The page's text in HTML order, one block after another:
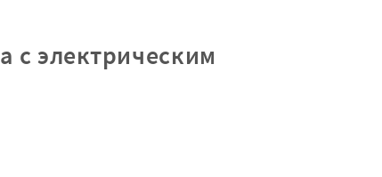
с электрическим